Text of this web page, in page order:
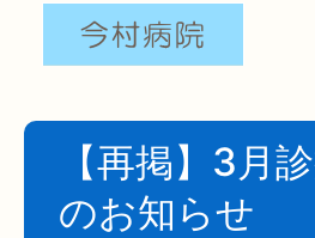
【再掲】3月
のお知らせ